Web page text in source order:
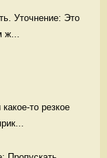
Уточнение: Это
ж...
то резкое